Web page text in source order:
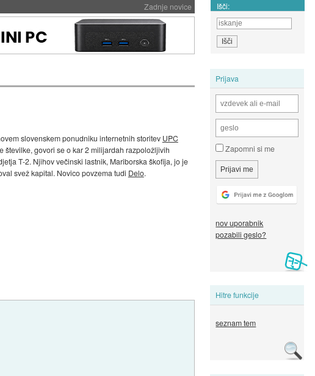
Zadnje novice Išči:
Prijava
Zapomni si me
nov uporabnik
pozabili geslo?
Hitre funkcije
seznam tem
slovenskem ponudniku internetnih storitev UPC
številke, govori se o kar 2 milijardah razpoložljivih
T-2. Njihov večinski lastnik, Mariborska škofija, jo je
svež kapital. Novico povzema tudi Delo.